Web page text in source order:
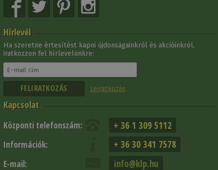
Hírlevél
Ha szeretne értesítést kapni újdonságainkról és akcióinkról,
iratkozzon fel hírlevelünkre:
Leiratkozás
Kapcsolat
Központi telefonszám: + 36 1 309 5112
Információk: + 36 30 341 7578
E-mail: info@klp.hu